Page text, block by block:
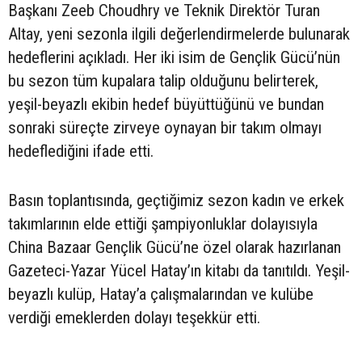
Başkanı Zeeb Choudhry ve Teknik Direktör Turan
Altay, yeni sezonla ilgili değerlendirmelerde bulunarak
hedeflerini açıkladı. Her iki isim de Gençlik Gücü’nün
bu sezon tüm kupalara talip olduğunu belirterek,
yeşil-beyazlı ekibin hedef büyüttüğünü ve bundan
sonraki süreçte zirveye oynayan bir takım olmayı
hedeflediğini ifade etti.
Basın toplantısında, geçtiğimiz sezon kadın ve erkek
takımlarının elde ettiği şampiyonluklar dolayısıyla
China Bazaar Gençlik Gücü’ne özel olarak hazırlanan
Gazeteci-Yazar Yücel Hatay’ın kitabı da tanıtıldı. Yeşil-
beyazlı kulüp, Hatay’a çalışmalarından ve kulübe
verdiği emeklerden dolayı teşekkür etti.